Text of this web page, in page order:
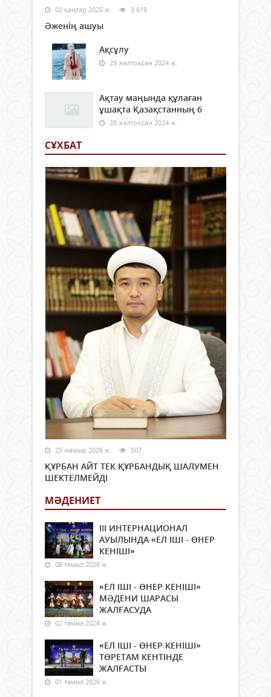
02 қаңтар 2025 ж. 3 619
Әженің ашуы
Ақсұлу
29 желтоқсан 2024 ж.
Ақтау маңында құлаған
ұшақта Қазақстанның 6
25 желтоқсан 2024 ж.
СҰХБАТ
25 мамыр 2026 ж. 507
ҚҰРБАН АЙТ ТЕК ҚҰРБАНДЫҚ ШАЛУМЕН
ШЕКТЕЛМЕЙДІ
МӘДЕНИЕТ
ІІІ ИНТЕРНАЦИОНАЛ
АУЫЛЫНДА «ЕЛ ІШІ - ӨНЕР
КЕНІШІ»
08 тамыз 2026 ж.
«ЕЛ ІШІ - ӨНЕР КЕНІШІ»
МӘДЕНИ ШАРАСЫ
ЖАЛҒАСУДА
02 тамыз 2026 ж.
«ЕЛ ІШІ - ӨНЕР КЕНІШІ»
ТӨРЕТАМ КЕНТІНДЕ
ЖАЛҒАСТЫ
01 тамыз 2026 ж.